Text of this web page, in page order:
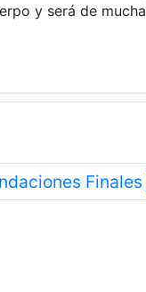
y será de
Finales